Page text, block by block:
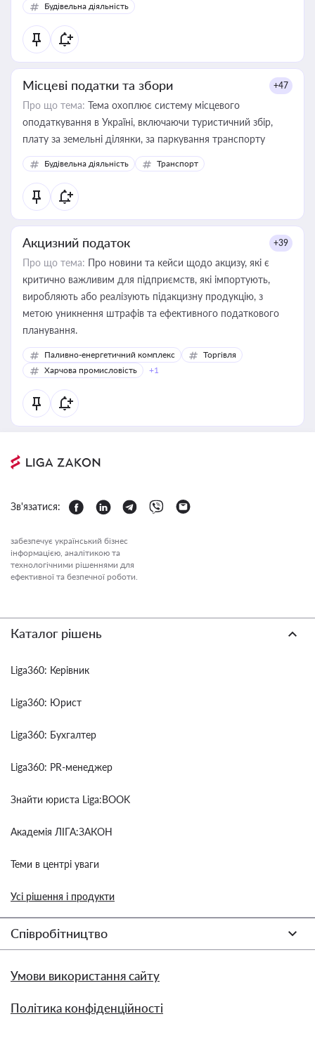
Будівельна діяльність
Місцеві податки та збори +47
Про що тема: Тема охоплює систему місцевого
оподаткування в Україні, включаючи туристичний збір,
плату за земельні ділянки, за паркування транспорту
Будівельна діяльність Транспорт
Акцизний податок +39
Про що тема: Про новини та кейси щодо акцизу, які є
критично важливим для підприємств, які імпортують,
виробляють або реалізують підакцизну продукцію, з
метою уникнення штрафів та ефективного податкового
планування.
Паливно-енергетичний комплекс
Торгівля
Харчова промисловість
+1
Зв'язатися:
забезпечує український бізнес
інформацією, аналітикою та
технологічними рішеннями для
ефективної та безпечної роботи.
Каталог рішень
Liga360: Керівник
Liga360: Юрист
Liga360: Бухгалтер
Liga360: PR-менеджер
Знайти юриста Liga:BOOK
Академія ЛІГА:ЗАКОН
Теми в центрі уваги
Усі рішення і продукти
Співробітництво
Умови використання сайту
Політика конфіденційності